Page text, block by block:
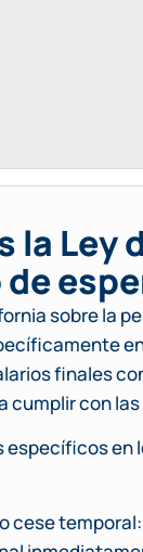
la
sobre la
finales
cumplir con
específicos en
cese